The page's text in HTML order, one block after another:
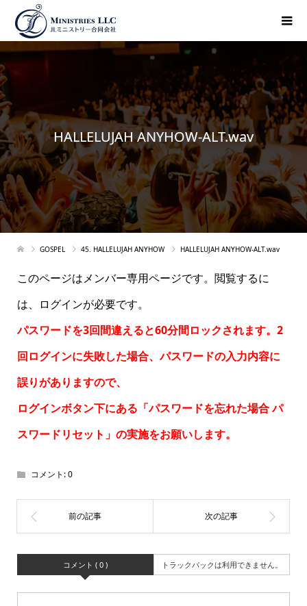
HALLELUJAH ANYHOW-ALT.wav
GOSPEL 45. HALLELUJAH ANYHOW HALLELUJAH ANYHOW-ALT.wav
このページはメンバー専用ページです。閲覧するに
は、ログインが必要です。
パスワードを3回間違えると60分間ロックされます。2
回ログインに失敗した場合、パスワードの入力内容に
誤りがありますので、
ログインボタン下にある「パスワードを忘れた場合パ
スワードリセット 」の実施をお願いします。
コメント:0
コメント ( 0 ) トラックバックは利用できません。